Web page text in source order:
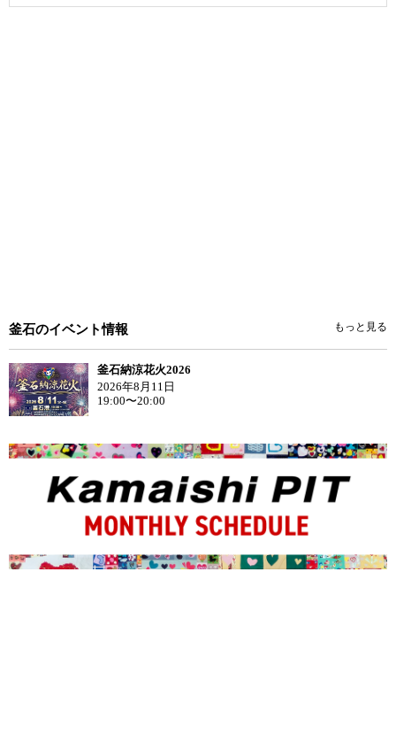
釜石のイベント情報 もっと見る
釜石納涼花火2026
2026年8月11日
19:00〜20:00